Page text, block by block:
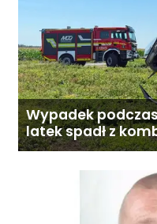
Wypadek
latek spadł z